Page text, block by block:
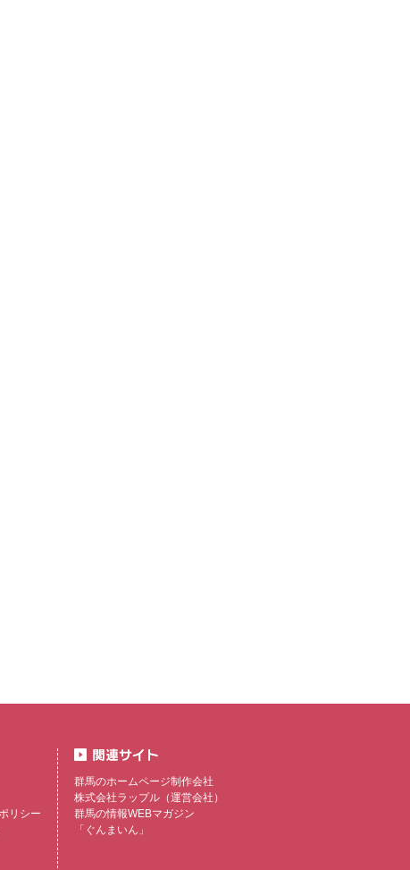
リシー
群馬のホームページ制作会社
株式会社ラップル （運営会社）
群馬の情報WEBマガジン
「ぐんまいん」